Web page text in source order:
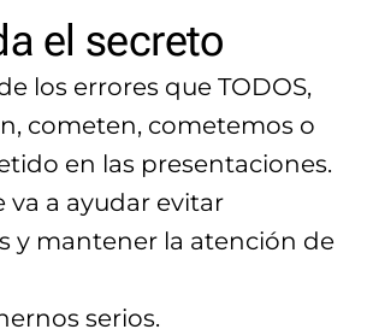
el secreto
los errores que TODOS,
cometen, cometemos o
en las presentaciones.
va a ayudar evitar
y mantener la atención de
serios.